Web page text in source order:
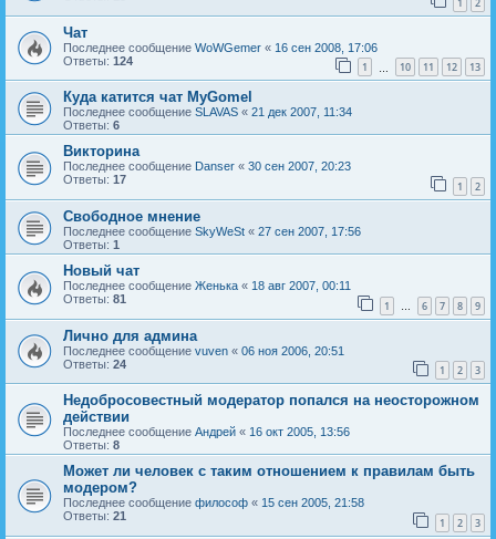
Чат
Последнее сообщение WoWGemer « 16 сен 2008, 17:06
Ответы: 124 1 10 11 12 13
Куда катится чат MyGomel
Последнее сообщение SLAVAS « 21 дек 2007, 11:34
Ответы: 6
Викторина
Последнее сообщение Danser « 30 сен 2007, 20:23
Ответы: 17 1 2
Свободное мнение
Последнее сообщение SkyWeSt « 27 сен 2007, 17:56
Ответы: 1
Новый чат
Последнее сообщение Женька « 18 авг 2007, 00:11
Ответы: 81 1 … 6 7 8 9
Лично для админа
Последнее сообщение vuven « 06 ноя 2006, 20:51
Ответы: 24 1 2 3
Недобросовестный модератор попался на неосторожном
действии
Последнее сообщение Андрей « 16 окт 2005, 13:56
Ответы: 8
Может ли человек с таким отношением к правилам быть
модером?
Последнее сообщение философ « 15 сен 2005, 21:58
Ответы: 21 1 2 3